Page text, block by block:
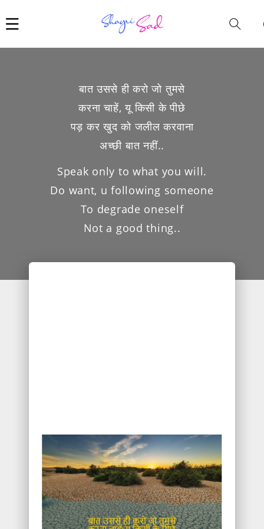
बात उससे ही करो जो तुमसे
करना चाहें, यू किसी के पीछे
पड़ कर खुद को जलील करवाना
अच्छी बात नहीं..
Speak only to what you will.
Do want, u following someone
To degrade oneself
Not a good thing..